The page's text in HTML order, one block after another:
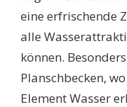
eine erfrischende
alle
können.
Planschbecken,
Element Wasser